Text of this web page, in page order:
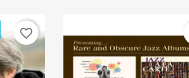
favorite_border